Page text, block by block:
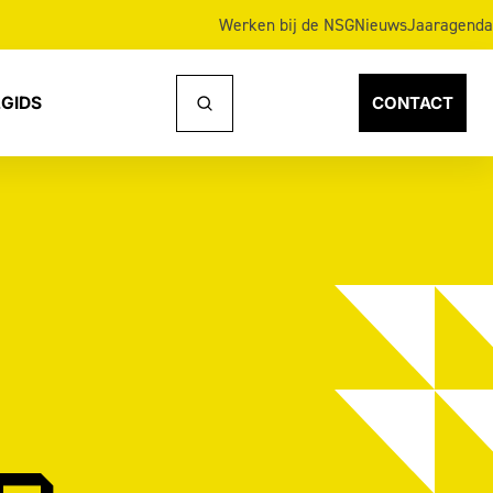
Werken bij de NSGNieuwsJaaragenda
Naar
CONTACT